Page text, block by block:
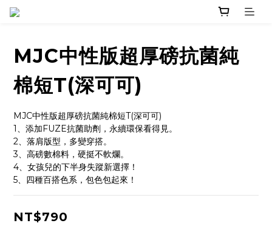
MJC中性版超厚磅抗菌純
棉短T(深可可)
MJC中性版超厚磅抗菌純棉短T(深可可)
1、添加FUZE抗菌助劑，永續環保看得見。
2、落肩版型，多變穿搭。
3、高磅數棉料，硬挺不軟爛。
4、女孩兒的下半身失蹤新選擇！
5、四種百搭色系，包色包起來！
NT$790